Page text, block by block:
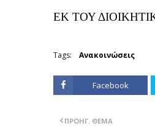
ΕΚ ΤΟΥ
Tags: Ανακοινώσεις
Facebook
ΠΡΟΗΓ. ΘΈΜΑ